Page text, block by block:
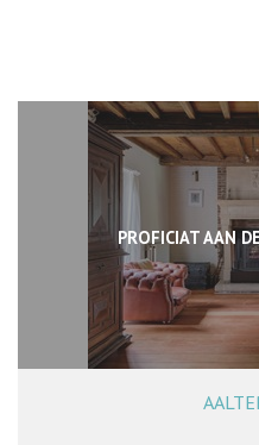
PROFICIAT AAN
381 m²